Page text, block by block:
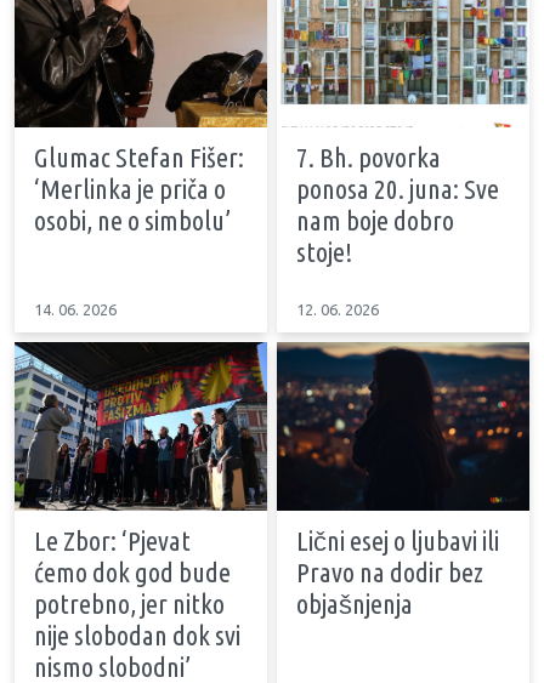
Glumac Stefan Fišer:
‘Merlinka je priča o
osobi, ne o simbolu’
14. 06. 2026
7. Bh. povorka
ponosa 20. juna: Sve
nam boje dobro
stoje!
12. 06. 2026
Le Zbor: ‘Pjevat
ćemo dok god bude
potrebno, jer nitko
nije slobodan dok svi
nismo slobodni’
Lični esej o ljubavi ili
Pravo na dodir bez
objašnjenja